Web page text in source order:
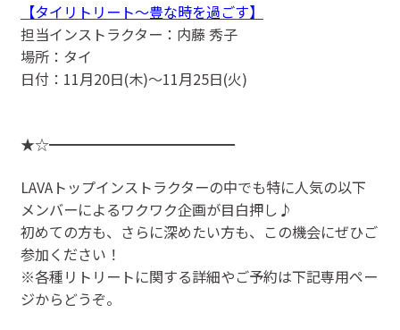
【タイリトリート〜豊な時を過ごす】
担当インストラクター：内藤 秀子
場所：タイ
日付：11月20日(木)〜11月25日(火)
★☆━━━━━━━━━━━━━
LAVAトップインストラクターの中でも特に人気の以下
メンバーによるワクワク企画が目白押し♪
初めての方も、さらに深めたい方も、この機会にぜひご
参加ください！
※各種リトリートに関する詳細やご予約は下記専用ペー
ジからどうぞ。